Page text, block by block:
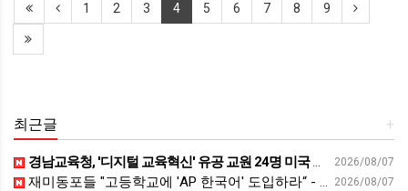
1 2 3 4 5 6 7 8 9
+
최근글
2026/08/07
경남교육청, '디지털 교육혁신' 유공 교원 24명 미국 연수 - 연합뉴스
2026/08/07
재미동포들 "고등학교에 'AP 한국어' 도입하라“ - 재외동포신문